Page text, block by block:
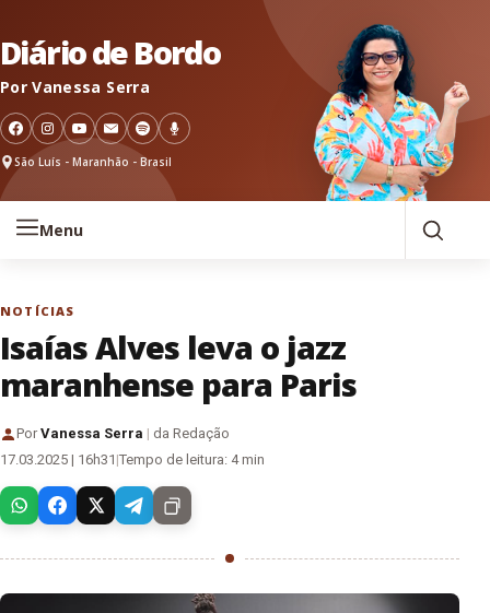
Diário de Bordo
Por Vanessa Serra
São Luís - Maranhão - Brasil
Menu
NOTÍCIAS
Isaías Alves leva o jazz
maranhense para Paris
PorVanessa Serra | da Redação
17.03.2025 | 16h31 |Tempo de leitura: 4 min